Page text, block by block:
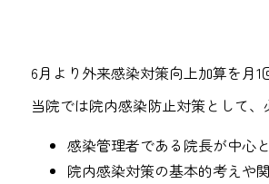
6月より外来感染対策向上加算を月1
当院では院内感染防止対策として
感染管理者である院長が中心
院内感染対策の基本的考えや